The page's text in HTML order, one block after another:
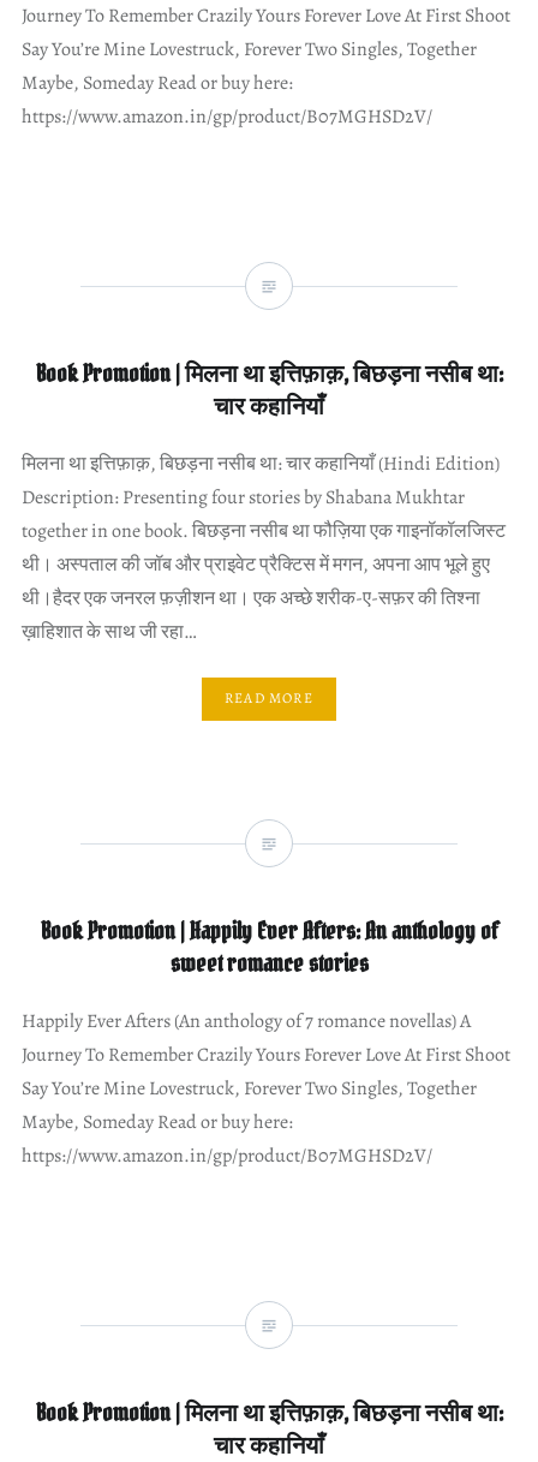
Journey To Remember Crazily Yours Forever Love At First Shoot
Say You’re Mine Lovestruck, Forever Two Singles, Together
Maybe, Someday Read or buy here:
https://www.amazon.in/gp/product/B07MGHSD2V/
Book Promotion | मिलना था इत्तिफ़ाक़, बिछड़ना नसीब था:
चार कहानियाँ
मिलना था इत्तिफ़ाक़, बिछड़ना नसीब था: चार कहानियाँ (Hindi Edition)
Description: Presenting four stories by Shabana Mukhtar
together in one book. बिछड़ना नसीब था फौज़िया एक गाइनॉकॉलजिस्ट
थी। अस्पताल की जॉब और प्राइवेट प्रैक्टिस में मगन, अपना आप भूले हुए
थी।हैदर एक जनरल फ़ज़ीशन था। एक अच्छे शरीक-ए-सफ़र की तिश्ना
ख़ाहिशात के साथ जी रहा…
READ MORE
Book Promotion | Happily Ever Afters: An anthology of
sweet romance stories
Happily Ever Afters (An anthology of 7 romance novellas) A
Journey To Remember Crazily Yours Forever Love At First Shoot
Say You’re Mine Lovestruck, Forever Two Singles, Together
Maybe, Someday Read or buy here:
https://www.amazon.in/gp/product/B07MGHSD2V/
Book Promotion | मिलना था इत्तिफ़ाक़, बिछड़ना नसीब था:
चार कहानियाँ